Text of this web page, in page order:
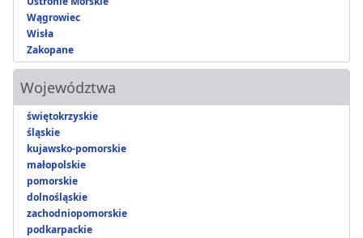
Wągrowiec
Wisła
Zakopane
Województwa
świętokrzyskie
śląskie
kujawsko-pomorskie
małopolskie
pomorskie
dolnośląskie
zachodniopomorskie
podkarpackie